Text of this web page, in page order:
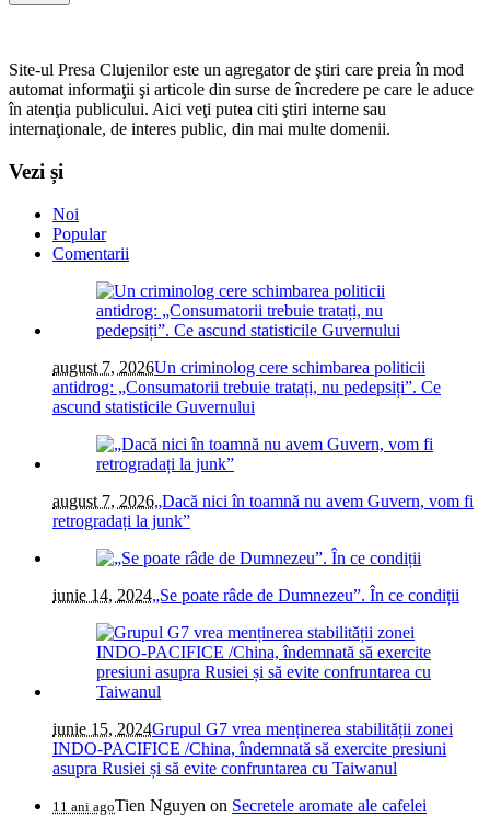
Site-ul Presa Clujenilor este un agregator de ştiri care preia în mod
automat informaţii şi articole din surse de încredere pe care le aduce
în atenţia publicului. Aici veţi putea citi ştiri interne sau
internaţionale, de interes public, din mai multe domenii.
Vezi și
Noi
Popular
Comentarii
august 7, 2026Un criminolog cere schimbarea politicii
antidrog: „Consumatorii trebuie tratați, nu pedepsiți”. Ce
ascund statisticile Guvernului
august 7, 2026„Dacă nici în toamnă nu avem Guvern, vom fi
retrogradați la junk”
iunie 14, 2024„Se poate râde de Dumnezeu”. În ce condiții
iunie 15, 2024Grupul G7 vrea menținerea stabilității zonei
INDO-PACIFICE /China, îndemnată să exercite presiuni
asupra Rusiei și să evite confruntarea cu Taiwanul
11 ani agoTien Nguyen on Secretele aromate ale cafelei